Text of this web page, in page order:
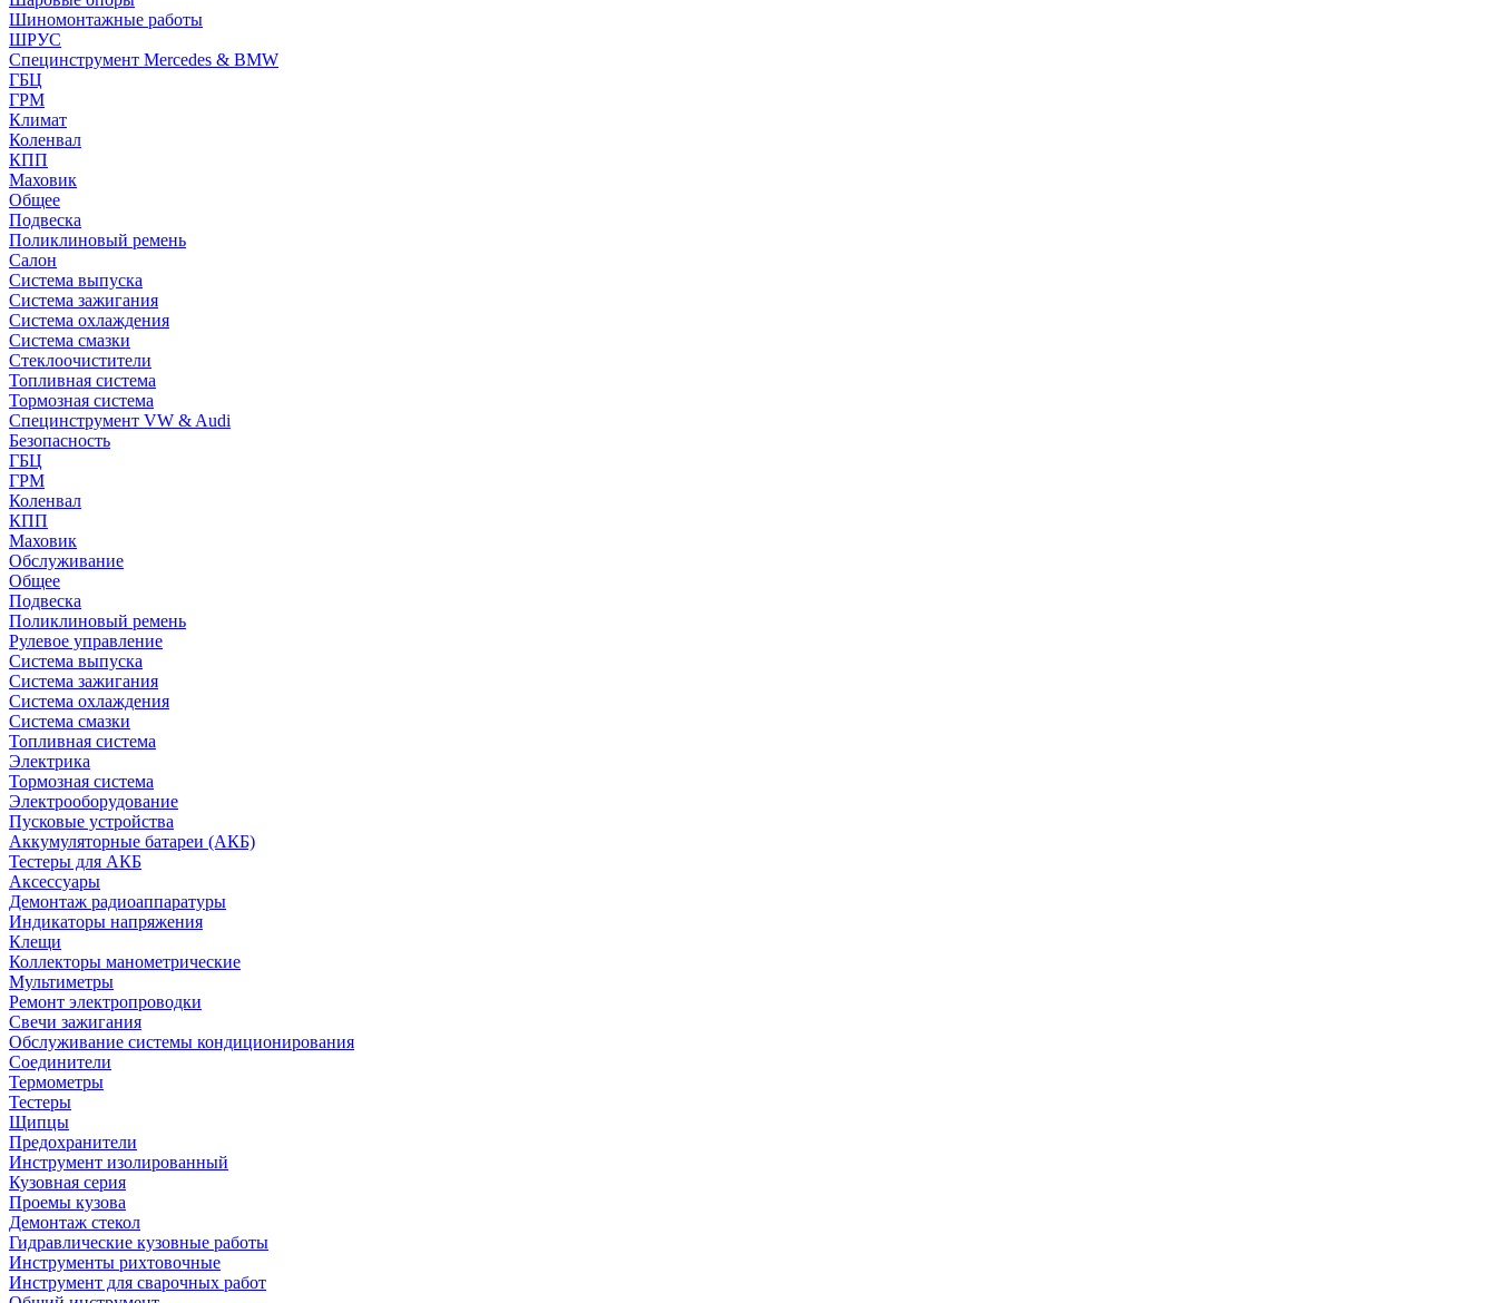
Шиномонтажные работы
ШРУС
Специнструмент Mercedes & BMW
ГБЦ
ГРМ
Климат
Коленвал
КПП
Маховик
Общее
Подвеска
Поликлиновый ремень
Салон
Система выпуска
Система зажигания
Система охлаждения
Система смазки
Стеклоочистители
Топливная система
Тормозная система
Специнструмент VW & Audi
Безопасность
ГБЦ
ГРМ
Коленвал
КПП
Маховик
Обслуживание
Общее
Подвеска
Поликлиновый ремень
Рулевое управление
Система выпуска
Система зажигания
Система охлаждения
Система смазки
Топливная система
Электрика
Тормозная система
Электрооборудование
Пусковые устройства
Аккумуляторные батареи (АКБ)
Тестеры для АКБ
Аксессуары
Демонтаж радиоаппаратуры
Индикаторы напряжения
Клещи
Коллекторы манометрические
Мультиметры
Ремонт электропроводки
Свечи зажигания
Обслуживание системы кондиционирования
Соединители
Термометры
Тестеры
Щипцы
Предохранители
Инструмент изолированный
Кузовная серия
Проемы кузова
Демонтаж стекол
Гидравлические кузовные работы
Инструменты рихтовочные
Инструмент для сварочных работ